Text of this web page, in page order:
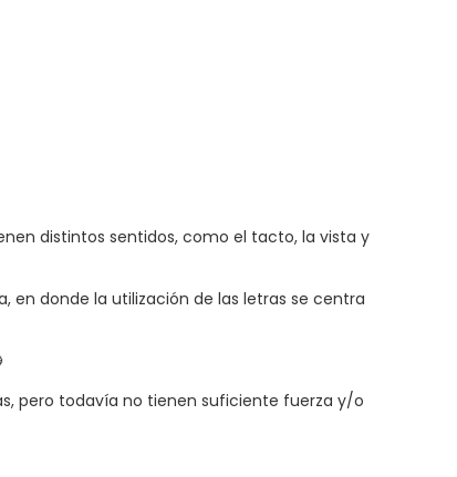
distintos sentidos, como el tacto, la vista y
en donde la utilización de las letras se centra
pero todavía no tienen suficiente fuerza y/o